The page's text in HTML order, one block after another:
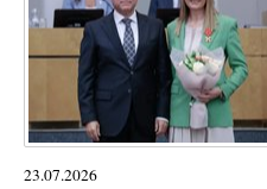
23.07.2026